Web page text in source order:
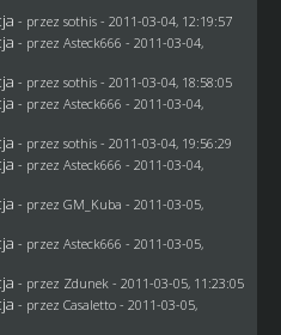
- przez sothis- 2011-03-04, 12:19:57
- przez Asteck666 - 2011-03-04,
- przez sothis- 2011-03-04, 18:58:05
- przez Asteck666 - 2011-03-04,
- przez sothis- 2011-03-04, 19:56:29
- przez Asteck666 - 2011-03-04,
- przez GM_Kuba - 2011-03-05,
- przez Asteck666 - 2011-03-05,
- przez Zdunek - 2011-03-05, 11:23:05
- przez Casaletto- 2011-03-05,